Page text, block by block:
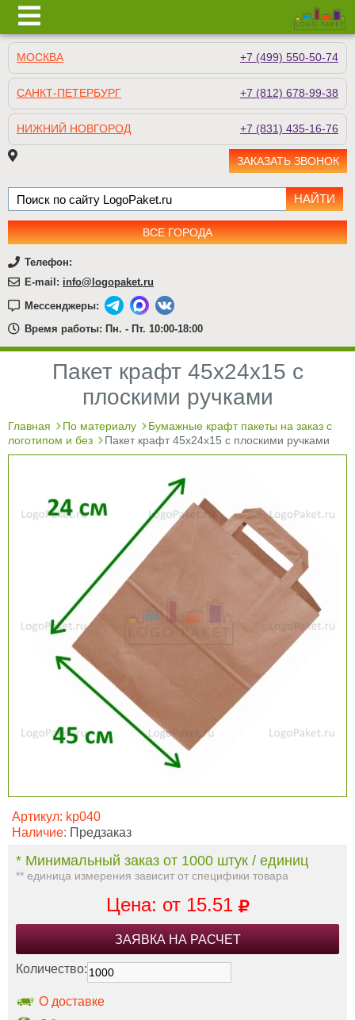
МОСКВА +7 (499) 550-50-74
САНКТ-ПЕТЕРБУРГ +7 (812) 678-99-38
НИЖНИЙ НОВГОРОД +7 (831) 435-16-76
ЗАКАЗАТЬ ЗВОНОК
ВСЕ ГОРОДА
Телефон:
E-mail: info@logopaket.ru
Мессенджеры:
Время работы: Пн. - Пт. 10:00-18:00
Пакет крафт 45х24х15 с
плоскими ручками
Главная По материалу
Бумажные крафт пакеты на заказ с
логотипом и без
Пакет крафт 45х24х15 с плоскими ручками
Артикул: kp040
Наличие: Предзаказ
* Минимальный заказ от 1000 штук / единиц
** единица измерения зависит от специфики товара
Цена: от 15.51
ЗАЯВКА НА РАСЧЕТ
Количество:
О доставке